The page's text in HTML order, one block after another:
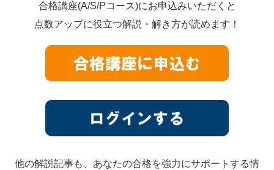
合格講座(A/S/Pコース)にお申込みいただくと
点数アップに役立つ解説・解き方が読めます！
他の解説記事も、あなたの合格を強力にサポートする情